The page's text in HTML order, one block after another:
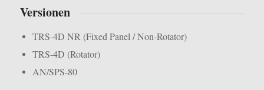
Versionen
TRS-4D NR (Fixed Panel / Non-Rotator)
TRS-4D (Rotator)
AN/SPS-80